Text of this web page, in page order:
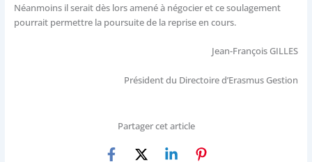
Néanmoins il serait dès lors amené à négocier et ce soulagement
pourrait permettre la poursuite de la reprise en cours.
Jean-François GILLES
Président du Directoire d’Erasmus Gestion
Partager cet article